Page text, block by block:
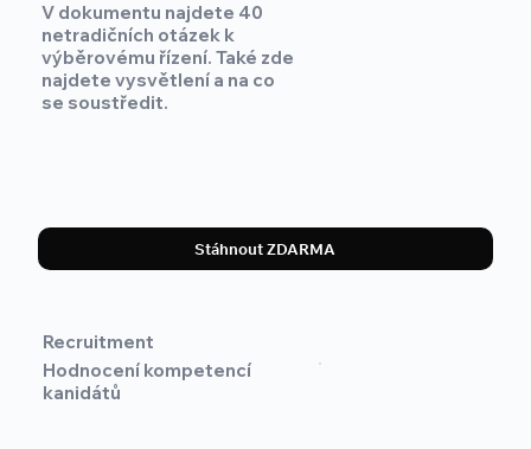
V dokumentu najdete 40
netradičních otázek k
výběrovému řízení. Také zde
najdete vysvětlení a na co
se soustředit.
Stáhnout ZDARMA
Recruitment
Hodnocení kompetencí
kanidátů